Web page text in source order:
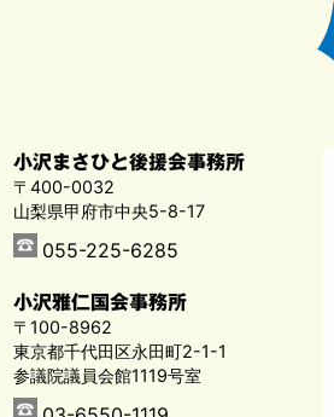
小沢まさひと後援会事務所
〒400-0032
山梨県甲府市中央5-8-17
055-225-6285
小沢雅仁国会事務所
〒100-8962
東京都千代田区永田町2-1-1
参議院議員会館1119号室